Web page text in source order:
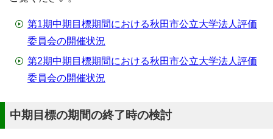
第1期中期目標期間における秋田市公立大学法人評価
委員会の開催状況
第2期中期目標期間における秋田市公立大学法人評価
委員会の開催状況
中期目標の期間の終了時の検討